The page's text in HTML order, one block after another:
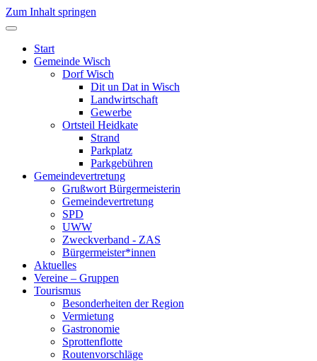
Zum Inhalt springen
Start
Gemeinde Wisch
Dorf Wisch
Dit un Dat in Wisch
Landwirtschaft
Gewerbe
Ortsteil Heidkate
Strand
Parkplatz
Parkgebühren
Gemeindevertretung
Grußwort Bürgermeisterin
Gemeindevertretung
SPD
UWW
Zweckverband - ZAS
Bürgermeister*innen
Aktuelles
Vereine – Gruppen
Tourismus
Besonderheiten der Region
Vermietung
Gastronomie
Sprottenflotte
Routenvorschläge